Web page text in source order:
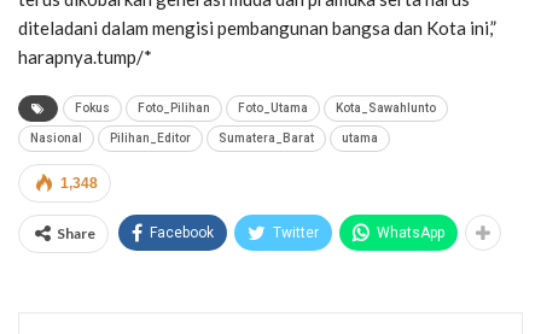
diteladani dalam mengisi pembangunan bangsa dan Kota ini,”
harapnya.tump/*
Fokus Foto_Pilihan Foto_Utama Kota_Sawahlunto
Nasional Pilihan_Editor Sumatera_Barat utama
1,348
Share Facebook Twitter WhatsApp